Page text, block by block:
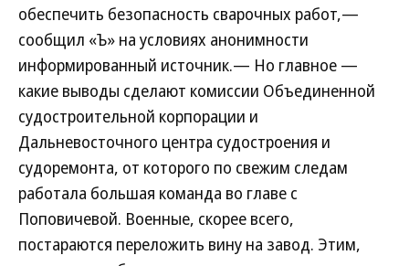
обеспечить безопасность сварочных работ,—
сообщил «Ъ» на условиях анонимности
информированный источник.— Но главное —
какие выводы сделают комиссии Объединенной
судостроительной корпорации и
Дальневосточного центра судостроения и
судоремонта, от которого по свежим следам
работала большая команда во главе с
Поповичевой. Военные, скорее всего,
постараются переложить вину на завод. Этим,